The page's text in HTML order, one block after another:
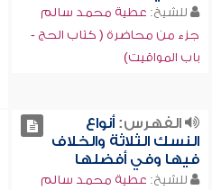
للشيخ: عطية محمد سالم
جزء من محاضرة ( كتاب الحج -
باب المواقيت)
الفهرس:أنواع
النسك الثلاثة والخلاف
فيها وفي أفضلها
للشيخ: عطية محمد سالم